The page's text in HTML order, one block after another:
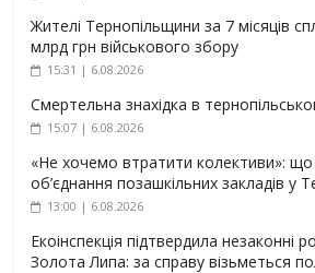
Жителі Тернопільщини за 7 місяців
млрд грн військового збору
15:31 | 6.08.2026
Смертельна знахідка в
15:07 | 6.08.2026
«Не хочемо втратити колективи»:
об’єднання позашкільних закладів у
13:00 | 6.08.2026
Екоінспекція підтвердила незаконні
Золота Липа: за справу візьметься